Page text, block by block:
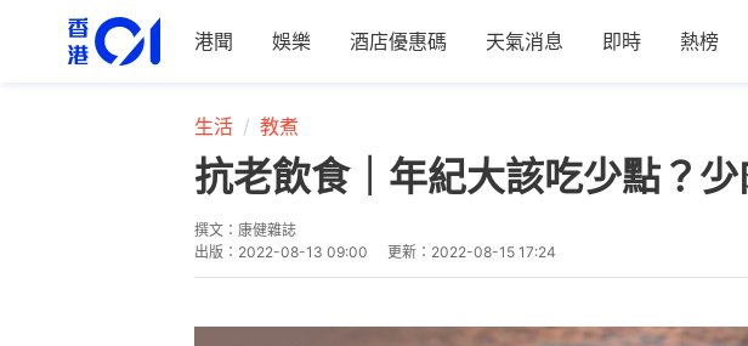
港聞 娛樂 酒店優惠碼 天氣消息 即時 熱榜
生活 教煮
抗老飲食｜年紀大該吃少點？
撰文： 康健雜誌
出版： 2022-08-13 09:00 更新： 2022-08-15 17:24